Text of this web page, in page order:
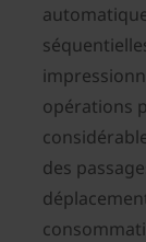
opérations
des